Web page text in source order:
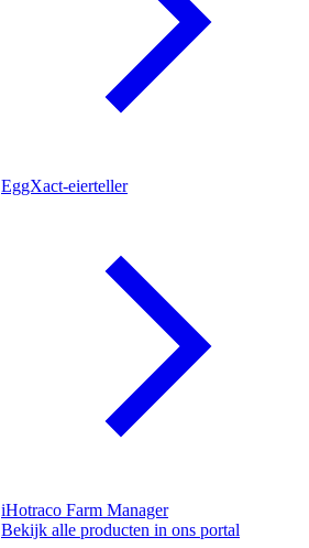
EggXact-eierteller
iHotraco Farm Manager
Bekijk alle producten in ons portal